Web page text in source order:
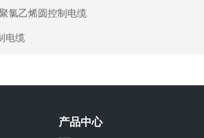
氯乙烯圆控制电缆
电缆
产品中心